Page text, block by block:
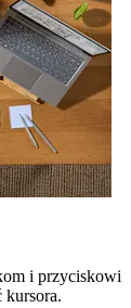
i przyciskowi
kursora.